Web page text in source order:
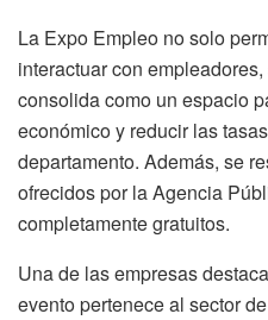
La Expo Empleo no solo
interactuar con
consolida como un espacio
económico y reducir las
departamento. Además, se
ofrecidos por la Agencia
completamente gratuitos.
Una de las empresas
evento pertenece al sector